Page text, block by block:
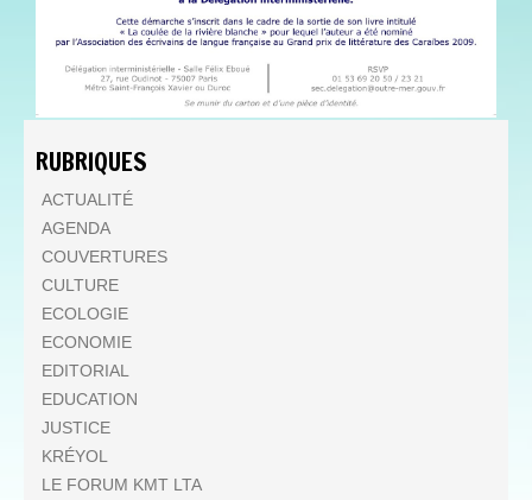
RUBRIQUES
ACTUALITÉ
AGENDA
COUVERTURES
CULTURE
ECOLOGIE
ECONOMIE
EDITORIAL
EDUCATION
JUSTICE
KRÉYOL
LE FORUM KMT LTA